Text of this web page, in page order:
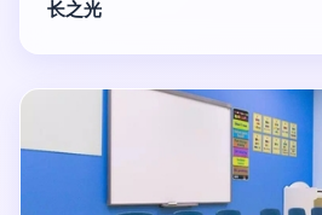
长之光